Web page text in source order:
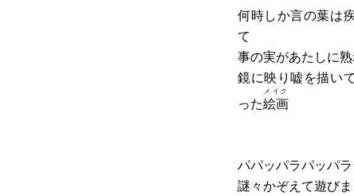
何時しか言の葉は
て
事の実があたしに
鏡に映り嘘を描い
った絵画
メイク
パパッパラパッパ
謎々かぞえて遊び